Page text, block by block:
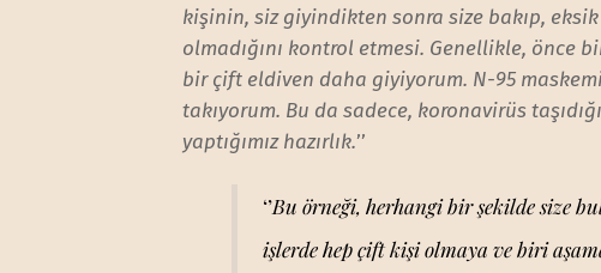
kişinin, siz giyindikten sonra size bakıp,
olmadığını kontrol etmesi. Genellikle, önce
bir çift eldiven daha giyiyorum. N-95
takıyorum. Bu da sadece, koronavirüs
yaptığımız hazırlık.’’
‘’Bu örneği, herhangi bir şekilde size
işlerde hep çift kişi olmaya ve biri